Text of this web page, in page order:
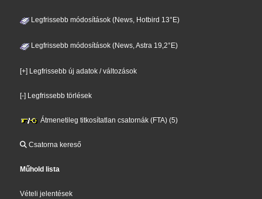
Legfrissebb módosítások (News, Hotbird 13°E)
Legfrissebb módosítások (News, Astra 19,2°E)
[+] Legfrissebb új adatok / változások
[-] Legfrissebb törlések
Átmenetileg titkosítatlan csatornák (FTA) (5)
Csatorna kereső
Műhold lista
Vételi jelentések